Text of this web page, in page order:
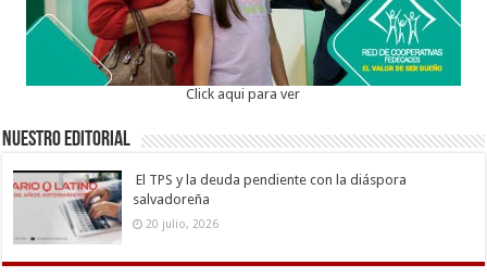
Click aqui para ver
Nuestro Editorial
El TPS y la deuda pendiente con la diáspora
salvadoreña
20 julio, 2026